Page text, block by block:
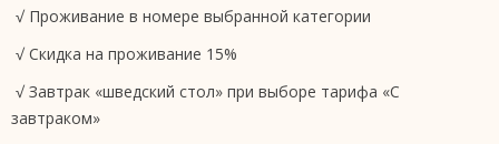
√ Проживание в номере выбранной категории
√ Скидка на проживание 15%
√ Завтрак «шведский стол» при выборе тарифа «С
завтраком»